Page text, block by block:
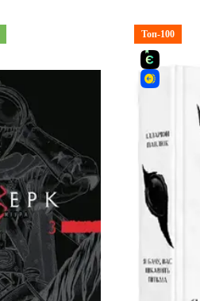
Топ-100